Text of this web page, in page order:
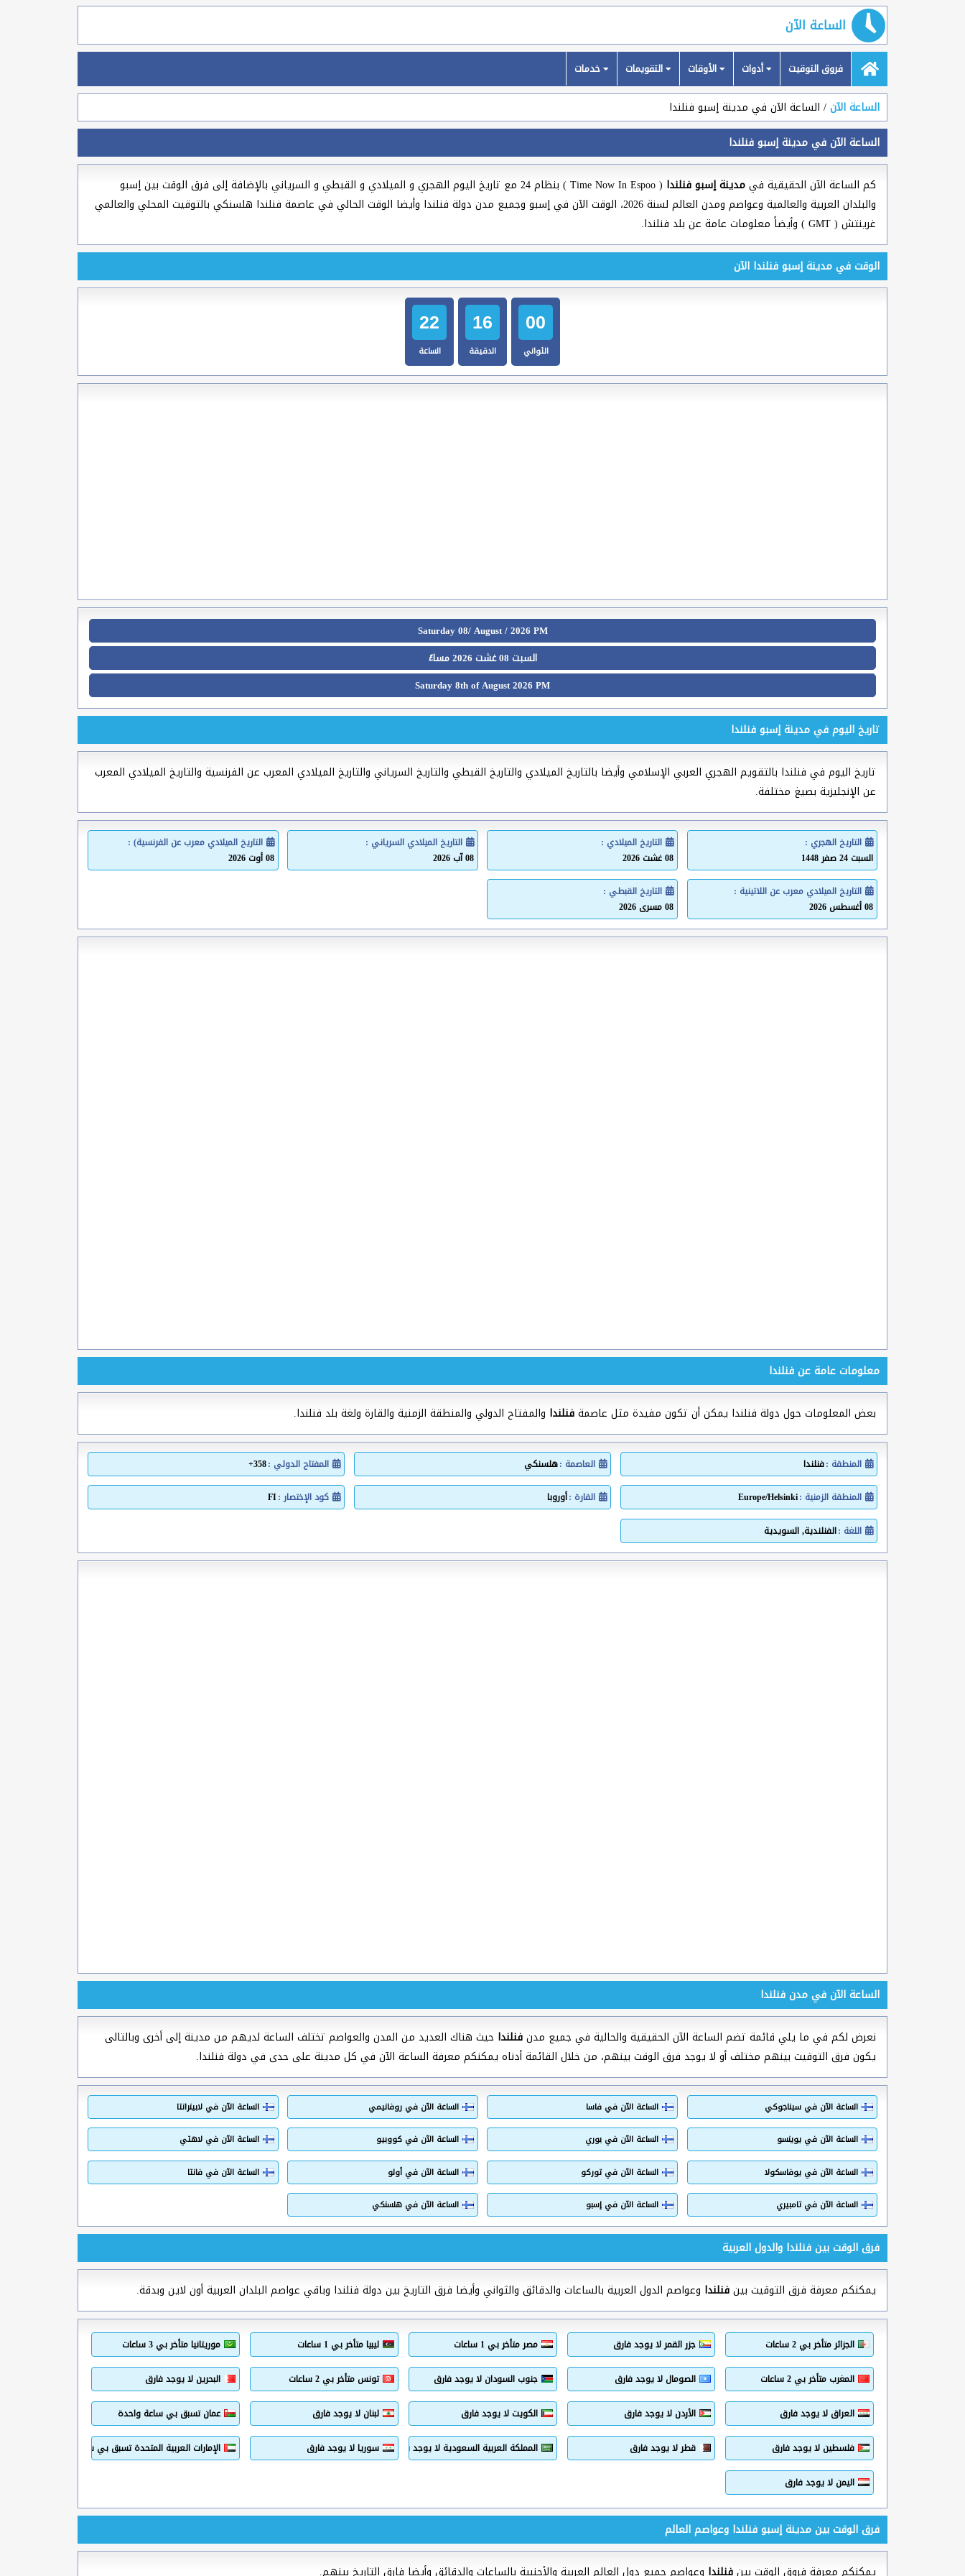
الساعة الآن
فروق التوقيت أدوات الأوقات التقويمات خدمات
الساعة الآن الساعة الآن في مدينة إسبو فنلندا
الساعة الآن في مدينة إسبو فنلندا
كم الساعة الآن الحقيقية فيمدينة إسبو فنلندا
( Time Now In Espoo ) بنظام 24 مع تاريخ اليوم الهجري و الميلادي و القبطي و السرياني بالإضافة إلى فرق الوقت بين إسبو
والبلدان العربية والعالمية وعواصم ومدن العالم لسنة 2026، الوقت الآن في إسبو وجميع مدن دولة فنلندا وأيضا الوقت الحالي في عاصمة فنلندا هلسنكي بالتوقيت المحلي والعالمي
غرينتش ( GMT ) وأيضاً معلومات عامة عن بلد فنلندا.
الوقت في مدينة إسبو فنلندا الآن
22
الساعة
16
الدقيقة
01
الثواني
Saturday 08/ August / 2026 PM
السبت 08 غشت 2026 مساءً
Saturday 8th of August 2026 PM
تاريخ اليوم في مدينة إسبو فنلندا
تاريخ اليوم في فنلندا بالتقويم الهجري العربي الإسلامي وأيضا بالتاريخ الميلادي والتاريخ القبطي والتاريخ السرياني والتاريخ الميلادي المعرب عن الفرنسية والتاريخ الميلادي المعرب
عن الإنجليزية بصيغ مختلفة.
التاريخ الهجري :
السبت 24 صفر 1448
التاريخ الميلادي :
08 غشت 2026
التاريخ الميلادي السرياني :
08 آب 2026
التاريخ الميلادي معرب عن الفرنسية) :
08 أوت 2026
التاريخ الميلادي معرب عن اللاتينية :
08 أغسطس 2026
التاريخ القبطي :
08 مسرى 2026
معلومات عامة عن فنلندا
بعض المعلومات حول دولة فنلندا يمكن أن تكون مفيدة مثل عاصمةفنلندا والمفتاح الدولي والمنطقة الزمنية والقارة ولغة بلد فنلندا.
المنطقة :فنلندا العاصمة :هلسنكي المفتاح الدولي :358+
المنطقة الزمنية :Europe/Helsinki القارة :أوروبا كود الإختصار :FI
اللغة :الفنلندية, السويدية
الساعة الآن في مدن فنلندا
نعرض لكم في ما يلي قائمة تضم الساعة الآن الحقيقية والحالية في جميع مدنفنلندا حيث هناك العديد من المدن والعواصم تختلف الساعة لديهم من مدينة إلى أخرى وبالتالى
يكون فرق التوقيت بينهم مختلف أو لا يوجد فرق الوقت بينهم، من خلال القائمة أدناه يمكنكم معرفة الساعة الآن في كل مدينة على حدى في دولة فنلندا.
الساعة الآن في سيناجوكي الساعة الآن في فاسا الساعة الآن في روفانيمي الساعة الآن في لابينرانتا
الساعة الآن في يوينسو الساعة الآن في بوري الساعة الآن في كووبيو الساعة الآن في لاهتي
الساعة الآن في يوفاسكولا الساعة الآن في توركو الساعة الآن في أولو الساعة الآن في فانتا
الساعة الآن في تامبيري الساعة الآن في إسبو الساعة الآن في هلسنكي
فرق الوقت بين فنلندا والدول العربية
يمكنكم معرفة فرق التوقيت بينفنلندا وعواصم الدول العربية بالساعات والدقائق والثواني وأيضا فرق التاريخ بين دولة فنلندا وباقي عواصم البلدان العربية أون لاين وبدقة.
الجزائر متأخر بي 2 ساعات جزر القمر لا يوجد فارق مصر متأخر بي 1 ساعات ليبيا متأخر بي 1 ساعات موريتانيا متأخر بي 3 ساعات
المغرب متأخر بي 2 ساعات الصومال لا يوجد فارق جنوب السودان لا يوجد فارق تونس متأخر بي 2 ساعات البحرين لا يوجد فارق
العراق لا يوجد فارق الأردن لا يوجد فارق الكويت لا يوجد فارق لبنان لا يوجد فارق عمان تسبق بي ساعة واحدة
فلسطين لا يوجد فارق قطر لا يوجد فارق المملكة العربية السعودية لا يوجد فارق سوريا لا يوجد فارق الإمارات العربية المتحدة تسبق بي ساعة واحدة
اليمن لا يوجد فارق
فرق الوقت بين مدينة إسبو فنلندا وعواصم العالم
يمكنكم معرفة فروق الوقت بينفنلندا وعواصم جميع دول العالم العربية والأجنبية بالساعات والدقائق وأيضا فارق التاريخ بينهم.